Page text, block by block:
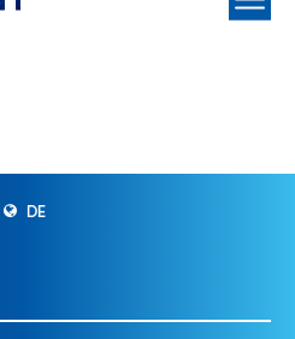
DE